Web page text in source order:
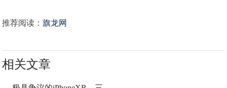
推荐阅读：旗龙网
相关文章